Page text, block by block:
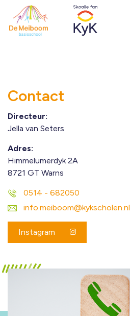
Contact
Directeur:
Jella van Seters
Adres:
Himmelumerdyk 2A
8721 GT Warns
0514 - 682050
info.meiboom@kykscholen.nl
Instagram